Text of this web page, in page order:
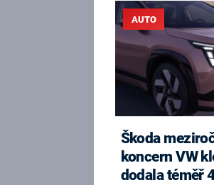
AUTO
Škoda
koncern VW
dodala téměř